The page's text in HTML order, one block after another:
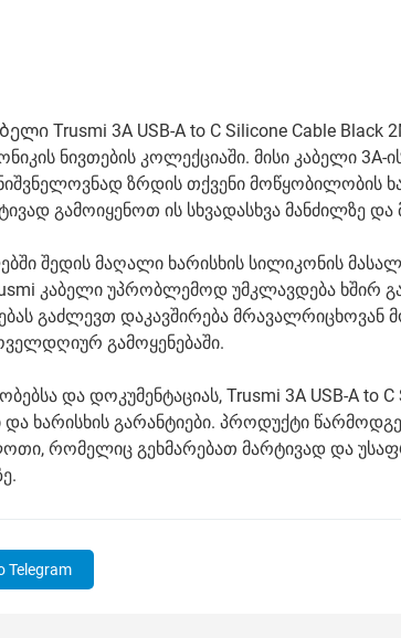
Trusmi 3A USB-A to C Silicone Cable Black
ნივთების კოლექციაში. მისი კაბელი
ზრდის თქვენი მოწყობილობის
გამოიყენოთ ის სხვადასხვა მანძილზე და
შედის მაღალი ხარისხის სილიკონის
კაბელი უპრობლემოდ უმკლავდება ხშირ
გაძლევთ დაკავშირება
გამოყენებაში.
და დოკუმენტაციას, Trusmi 3A USB-A to
და ხარისხის გარანტიები. პროდუქტი
რომელიც გეხმარებათ მარტივად და
Telegram